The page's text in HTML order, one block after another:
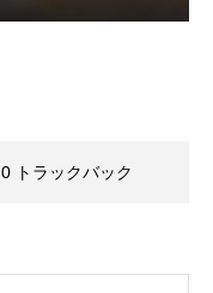
0 トラックバック